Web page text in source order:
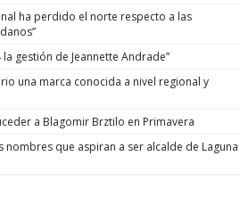
ha perdido el norte respecto a las
gestión de Jeannette Andrade”
una marca conocida a nivel regional y
a Blagomir Brztilo en Primavera
nombres que aspiran a ser alcalde de Laguna